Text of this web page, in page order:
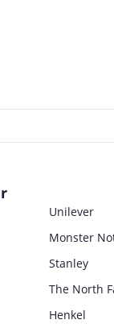
Unilever
Monster
Stanley
The North
Henkel